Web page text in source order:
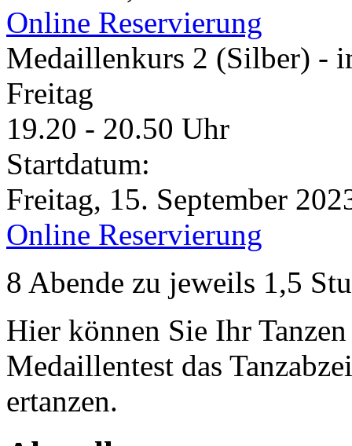
Online Reservierung
Medaillenkurs 2 (Silber) -
Freitag
19.20 - 20.50 Uhr
Startdatum:
Freitag, 15. September
Online Reservierung
8 Abende zu jeweils 1,5
Hier können Sie Ihr
Medaillentest das
ertanzen.